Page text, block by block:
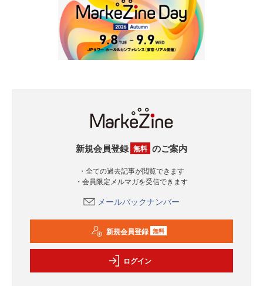
新規会員登録 無料 のご案内
・全ての過去記事が閲覧できます
・会員限定メルマガを受信できます
メールバックナンバー
新規会員登録 無料
ログイン